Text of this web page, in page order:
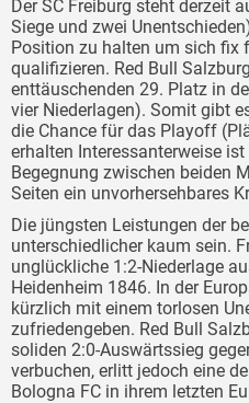
Der SC Freiburg steht derzeit
Siege und zwei
Position zu halten um sich fix
qualifizieren. Red Bull
enttäuschenden 29. Platz in
vier Niederlagen). Somit gibt
die Chance für das Playoff
erhalten Interessanterweise
Begegnung zwischen beiden
Seiten ein unvorhersehbares
Die jüngsten Leistungen der
unterschiedlicher kaum sein.
unglückliche 1:2-Niederlage
Heidenheim 1846. In der
kürzlich mit einem torlosen
zufriedengeben. Red Bull
soliden 2:0-Auswärtssieg
verbuchen, erlitt jedoch eine
Bologna FC in ihrem letzten